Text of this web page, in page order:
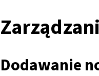
Dodawanie